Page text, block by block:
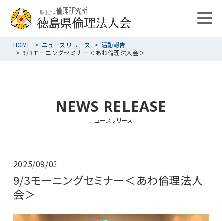
HOME ニュースリリース
活動報告
9/3モーニングセミナー＜あわ倫理法人会＞
NEWS RELEASE
ニュースリリース
2025/09/03
9/3モーニングセミナー＜あわ倫理法人
会＞